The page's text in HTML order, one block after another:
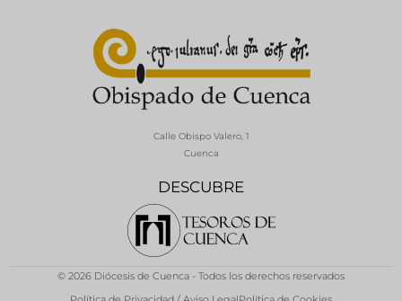
DESCUBRE
Calle Obispo Valero, 1
Cuenca
© 2026 Diócesis de Cuenca - Todos los derechos reservados